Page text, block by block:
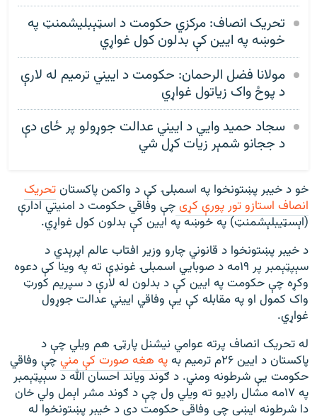
تحریک انصاف: مرکزي حکومت د اسټېبليشمنټ په
خوښه په ايين کې بدلون کول غواړي
مولانا فضل الرحمان: حکومت د اییني ترمیم له لارې
د پوځ واک زیاتول غواړي
سجاد حميد وايي د اييني عدالت جوړولو پر ځای دې
د ججانو شمېر زيات کړل شي
خو د خیبر پښتونخوا په اسمبلۍ کې د واکمن پاکستانتحریک
انصاف استازو تور پورې کړیچې وفاقي حکومت د امنیتي ادارې
(اېسټیبلېشمنټ) په خوښه په ایین کې بدلون کول غواړي.
د خيبر پښتونخوا د قانوني چارو وزیر افتاب عالم اپرېدي د
سېپټېمبر پر ۱۹مه د صوبايي اسمبلۍ غونډې ته په وینا کې دعوه
وکړه چې حکومت په ایین کې د بدلون له لارې د سپریم کورټ
واک کمول او په مقابله کې یې وفاقي اییني عدالت جوړول
غواړي.
له تحریک انصاف پرته عوامي نیشنل پارټۍ هم ویلي چې د
پاکستان د ایین ۲۶م ترمیم به
په هغه صورت کې منيچې وفاقي
حکومت یې شرطونه ومني. د ګوند ویاند احسان الله د سېپټېمبر
په ۱۷مه مشال راډیو ته ویلي ول چې د ګوند مشر اېمل ولي خان
دا شرطونه ایښي چې وفاقي حکومت دې د خیبر پښتونخوا له